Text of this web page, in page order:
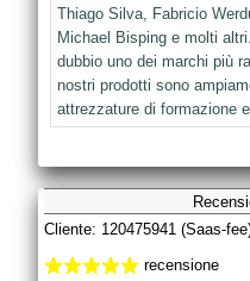
Thiago Silva, Fabricio
Michael Bisping e molti
dubbio uno dei marchi più
nostri prodotti sono
attrezzature di formazione
Cliente: 120475941 (Saas-
recensione